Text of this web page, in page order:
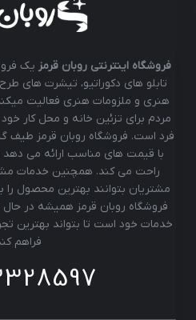
فروشگاه اینترنتی روبان قرمز یک
تابلو های دکوراتیو، تیشرت های
هنری و ملزومات هنری فعالیت
مردم برای تزئین خانه و محل کار
فرد است. فروشگاه روبان قرمز طیف
با قیمت های مناسب ارائه می دهد
راحت می کند. همچنین خدمات
مشتریان بتوانند بهترین محصول را
فروشگاه روبان قرمز همیشه در
خدمات خود است تا بتواند بهترین
فراهم